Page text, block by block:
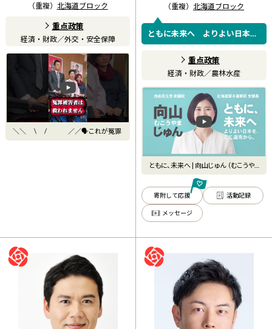
（重複） 北海道ブロック
重点政策
経済・財政／外交・安全保障
＼＼ \ / ／／🗣️これが冤罪
（重複） 北海道ブロック
ともに未来へ よりよい日本
を、ここ道南から
重点政策
経済・財政／農林水産
ともに、未来へ | 向山じゅん （むこうや
ま・じゅん）自
寄附して応援 活動記録
メッセージ